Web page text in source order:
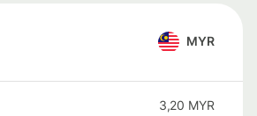
MYR
3,20 MYR